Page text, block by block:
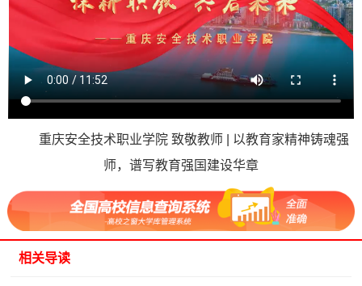
重庆安全技术职业学院 致敬教师 | 以教育家精神铸魂强
师，谱写教育强国建设华章
相关导读